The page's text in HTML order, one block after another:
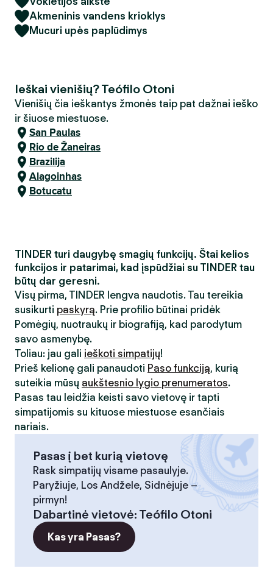
Akmeninis vandens krioklys
Mucuri upės paplūdimys
Ieškai vienišių? Teófilo Otoni
Vienišių čia ieškantys žmonės taip pat dažnai ieško
ir šiuose miestuose.
San Paulas
Rio de Žaneiras
Brazilija
Alagoinhas
Botucatu
TINDER turi daugybę smagių funkcijų. Štai kelios
funkcijos ir patarimai, kad įspūdžiai su TINDER tau
būtų dar geresni.
Visų pirma, TINDER lengva naudotis. Tau tereikia
susikurti paskyrą. Prie profilio būtinai pridėk
Pomėgių, nuotraukų ir biografiją, kad parodytum
savo asmenybę.
Toliau: jau gali ieškoti simpatijų!
Prieš kelionę gali panaudoti Paso funkciją, kurią
suteikia mūsų aukštesnio lygio prenumeratos.
Pasas tau leidžia keisti savo vietovę ir tapti
simpatijomis su kituose miestuose esančiais
nariais.
Pasas į bet kurią vietovę
Rask simpatijų visame pasaulyje.
Paryžiuje, Los Andžele, Sidnėjuje –
pirmyn!
Dabartinė vietovė: Teófilo Otoni
Kas yra Pasas?